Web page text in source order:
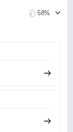
75° F
70%
58%